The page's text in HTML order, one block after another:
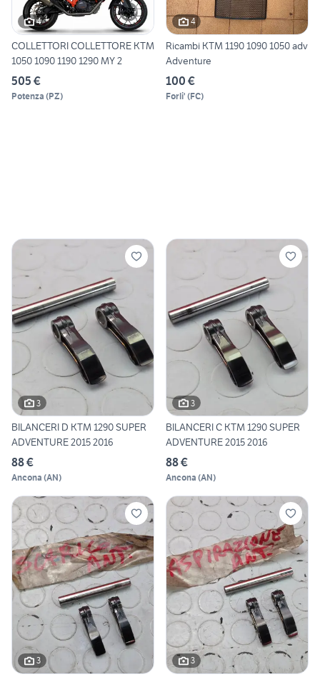
4
COLLETTORI COLLETTORE KTM
1050 1090 1190 1290 MY 2
505 €
Potenza (PZ)
4
Ricambi KTM 1190 1090 1050 adv
Adventure
100 €
Forli' (FC)
3
BILANCERI D KTM 1290 SUPER
ADVENTURE 2015 2016
88 €
Ancona (AN)
3
BILANCERI C KTM 1290 SUPER
ADVENTURE 2015 2016
88 €
Ancona (AN)
3 3